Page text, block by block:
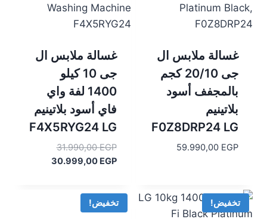
غسالة ملابس ال
جى 20/10 كجم
بالمجفف أسود
بلاتينيم
F0Z8DRP24 LG
59.990,00 EGP
غسالة ملابس ال
جى 10 كيلو
1400 لفة واي
فاي أسود بلاتينيم
F4X5RYG24 LG
31.990,00EGP
السعر
الأصلي30.999,00 EGP
السعر
تخفيض! تخفيض!